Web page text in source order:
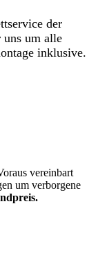
der
um alle
inklusive.
vereinbart
um verborgene